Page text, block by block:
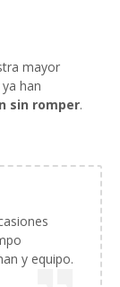
mayor
han
sin romper.
y equipo.